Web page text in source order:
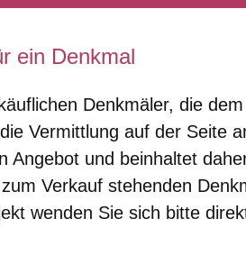
ein Denkmal
Denkmäler, die
Vermittlung auf der Seite
Angebot und beinhaltet
Verkauf stehenden
wenden Sie sich bitte